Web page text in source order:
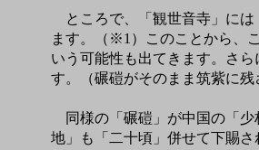
ところで、「観世音寺」には
ます。（※1）このことから、
いう可能性も出てきます。さ
す。（碾磑がそのまま筑紫に
同様の「碾磑」が中国の「少
地」も「二十頃」併せて下賜さ